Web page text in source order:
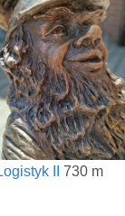
II 730 m